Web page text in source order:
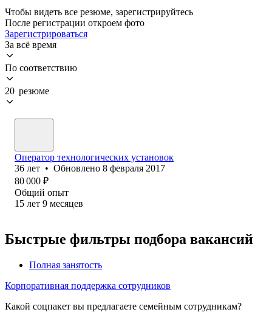
Чтобы видеть все резюме, зарегистрируйтесь
После регистрации откроем фото
Зарегистрироваться
За всё время
По соответствию
20 резюме
Оператор технологических установок
36 лет • Обновлено 8 февраля 2017
80 000 ₽
Общий опыт
15 лет 9 месяцев
Быстрые фильтры подбора вакансий
Полная занятость
Корпоративная поддержка сотрудников
Какой соцпакет вы предлагаете семейным сотрудникам?